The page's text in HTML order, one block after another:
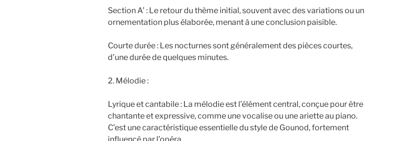
Section A’ : Le retour du thème initial, souvent avec des variations ou un
ornementation plus élaborée, menant à une conclusion paisible.
Courte durée : Les nocturnes sont généralement des pièces courtes,
d’une durée de quelques minutes.
2. Mélodie :
Lyrique et cantabile : La mélodie est l’élément central, conçue pour être
chantante et expressive, comme une vocalise ou une ariette au piano.
C’est une caractéristique essentielle du style de Gounod, fortement